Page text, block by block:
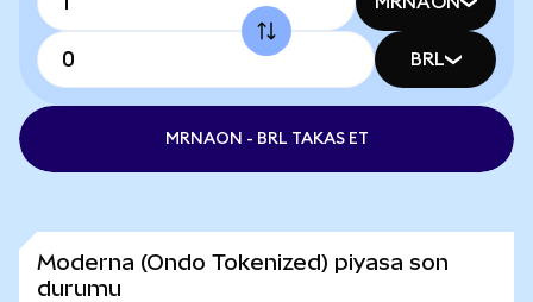
BRL
MRNAON - BRL TAKAS ET
Moderna (Ondo Tokenized) piyasa son
durumu